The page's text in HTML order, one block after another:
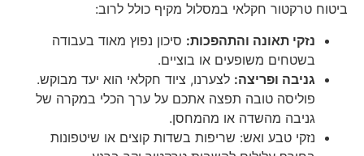
ביטוח טרקטור חקלאי במסלול מקיף כולל לרוב:
נזקי תאונה והתהפכות: סיכון נפוץ מאוד בעבודה
בשטחים משופעים או בוציים.
גניבה ופריצה: לצערנו, ציוד חקלאי הוא יעד מבוקש.
פוליסה טובה תפצה אתכם על ערך הכלי במקרה של
גניבה מהשדה או מהמחסן.
נזקי טבע ואש: שריפות בשדות קוצים או שיטפונות